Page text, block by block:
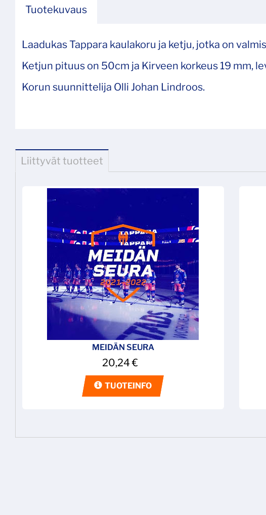
Tuotekuvaus
Laadukas Tappara kaulakoru ja ketju, jotka on
Ketjun pituus on 50cm ja Kirveen korkeus 19 mm,
Korun suunnittelija Olli Johan Lindroos.
Liittyvät tuotteet
MEIDÄN SEURA
20,24€
TUOTEINFO